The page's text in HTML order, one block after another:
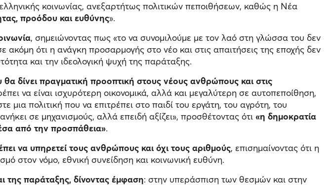
κοινωνίας, ανεξαρτήτως πολιτικών πεποιθήσεων, καθώς η Νέα
προόδου και ευθύνης».
, σημειώνοντας πως «το να συνομιλούμε με τον λαό στη γλώσσα του δεν
ακόμη ότι η ανάγκη προσαρμογής στο νέο και στις απαιτήσεις της εποχής δεν
και την ιδεολογική ψυχή της παράταξης.
δίνει πραγματική προοπτική στους νέους ανθρώπους και στις
να είναι ισχυρότερη οικονομικά, αλλά και μεγαλύτερη σε αυτοπεποίθηση,
μια πολιτική που να επιτρέπει στο παιδί του εργάτη, του αγρότη, του
σε μηχανισμούς, αλλά επειδή αξίζει», προσθέτοντας ότι «η δημοκρατία
από την προσπάθεια».
να υπηρετεί τους ανθρώπους και όχι τους αριθμούς, επισημαίνοντας ότι η
στον νόμο, εθνική συνείδηση και κοινωνική ευθύνη.
της παράταξης, δίνοντας έμφαση: στην υπεράσπιση των θεσμών και στην